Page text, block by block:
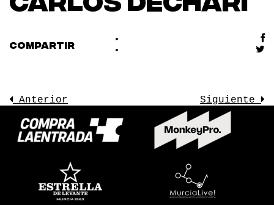
LA SALA
EVENTOS
PRÓXIMOS
CONSÍGUELA
PULSERA
COMPARTIR
Anterior Siguiente